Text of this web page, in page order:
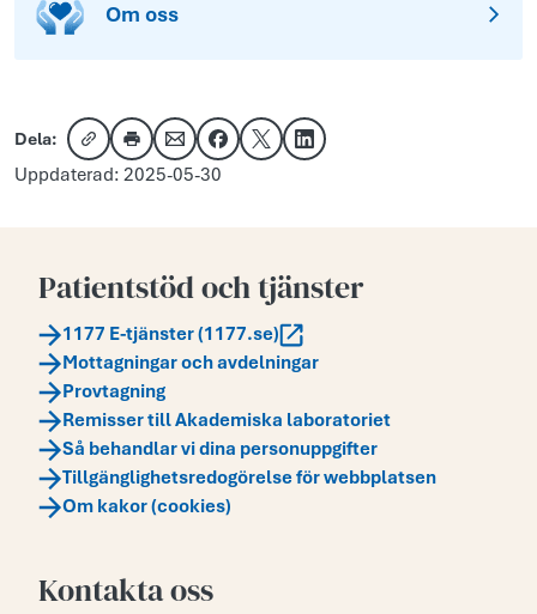
Om oss
Dela:
Kopiera länk
Skriv utDela via e-post
Dela på Facebook
Dela på XDela på LinkedIn
Uppdaterad: 2025-05-30
Patientstöd och tjänster
1177 E-tjänster (1177.se)
Mottagningar och avdelningar
Provtagning
Remisser till Akademiska laboratoriet
Så behandlar vi dina personuppgifter
Tillgänglighetsredogörelse för webbplatsen
Om kakor (cookies)
Kontakta oss